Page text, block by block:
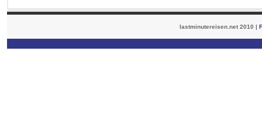
lastminutereisen.net 2010 |